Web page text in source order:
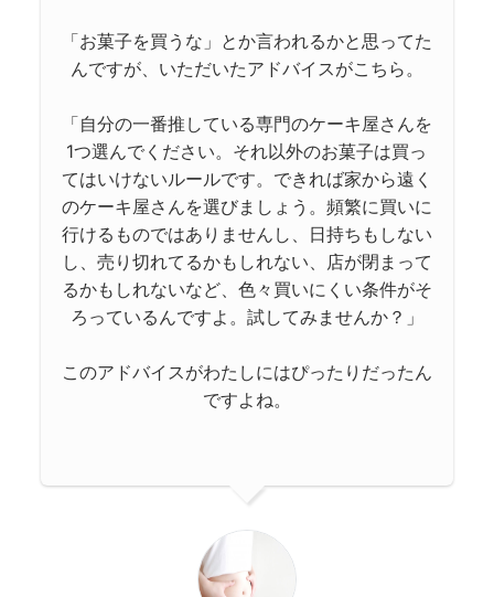
「お菓子を買うな」とか言われるかと思ってた
んですが、いただいたアドバイスがこちら。
「自分の一番推している専門のケーキ屋さんを
1つ選んでください。それ以外のお菓子は買っ
てはいけないルールです。できれば家から遠く
のケーキ屋さんを選びましょう。頻繁に買いに
行けるものではありませんし、日持ちもしない
し、売り切れてるかもしれない、店が閉まって
るかもしれないなど、色々買いにくい条件がそ
ろっているんですよ。試してみませんか？」
このアドバイスがわたしにはぴったりだったん
ですよね。